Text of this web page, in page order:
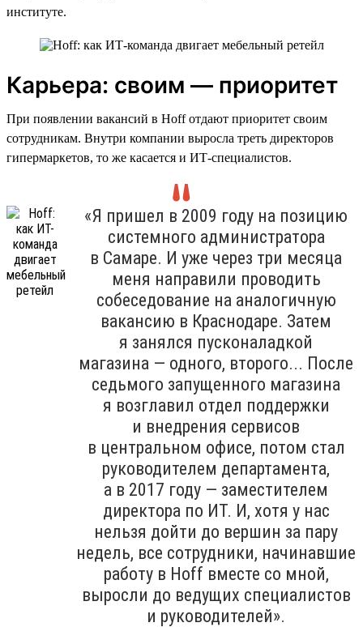
институте.
Карьера: своим — приоритет
При появлении вакансий в Hoff отдают приоритет своим
сотрудникам. Внутри компании выросла треть директоров
гипермаркетов, то же касается и ИТ-специалистов.
«Я пришел в 2009 году на позицию
системного администратора
в Самаре. И уже через три месяца
меня направили проводить
собеседование на аналогичную
вакансию в Краснодаре. Затем
я занялся пусконаладкой
магазина — одного, второго... После
седьмого запущенного магазина
я возглавил отдел поддержки
и внедрения сервисов
в центральном офисе, потом стал
руководителем департамента,
а в 2017 году — заместителем
директора по ИТ. И, хотя у нас
нельзя дойти до вершин за пару
недель, все сотрудники, начинавшие
работу в Hoff вместе со мной,
выросли до ведущих специалистов
и руководителей».